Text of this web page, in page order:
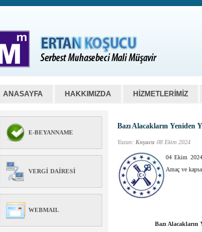
ANASAYFA HAKKIMIZDA HİZMETLERİMİZ
E-BEYANNAME
VERGI DAIRESI
WEBMAIL
Bazı Alacakların Yeniden
Yazan: Koşucu 08 Ekim 2024
04 Ekim 2024
Amaç ve
Bazı Alacakların